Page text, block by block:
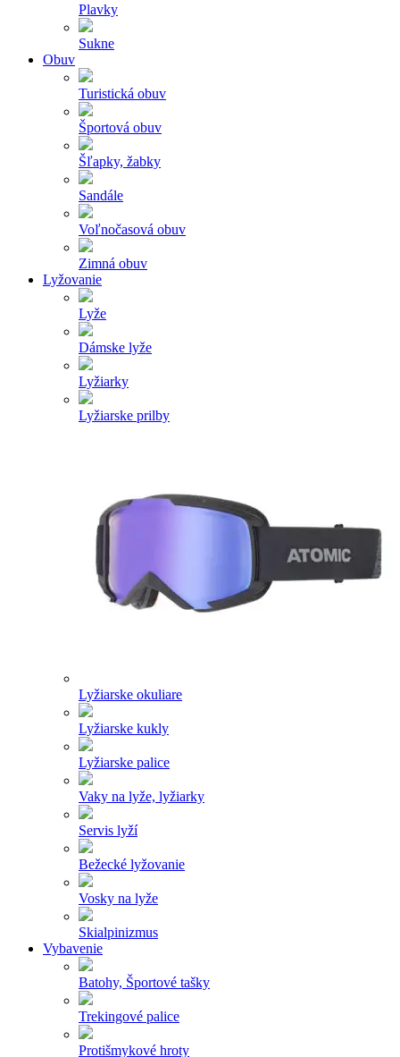
Plavky
Sukne
Obuv
Turistická obuv
Športová obuv
Šľapky, žabky
Sandále
Voľnočasová obuv
Zimná obuv
Lyžovanie
Lyže
Dámske lyže
Lyžiarky
Lyžiarske prilby
Lyžiarske okuliare
Lyžiarske kukly
Lyžiarske palice
Vaky na lyže, lyžiarky
Servis lyží
Bežecké lyžovanie
Vosky na lyže
Skialpinizmus
Vybavenie
Batohy, Športové tašky
Trekingové palice
Protišmykové hroty